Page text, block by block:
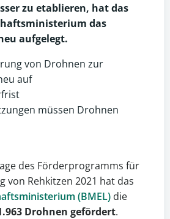
zu etablieren, hat das
das
aufgelegt.
von Drohnen zur
auf
müssen Drohnen
des Förderprogramms für
von Rehkitzen 2021 hat das
(BMEL) die
Drohnen gefördert.